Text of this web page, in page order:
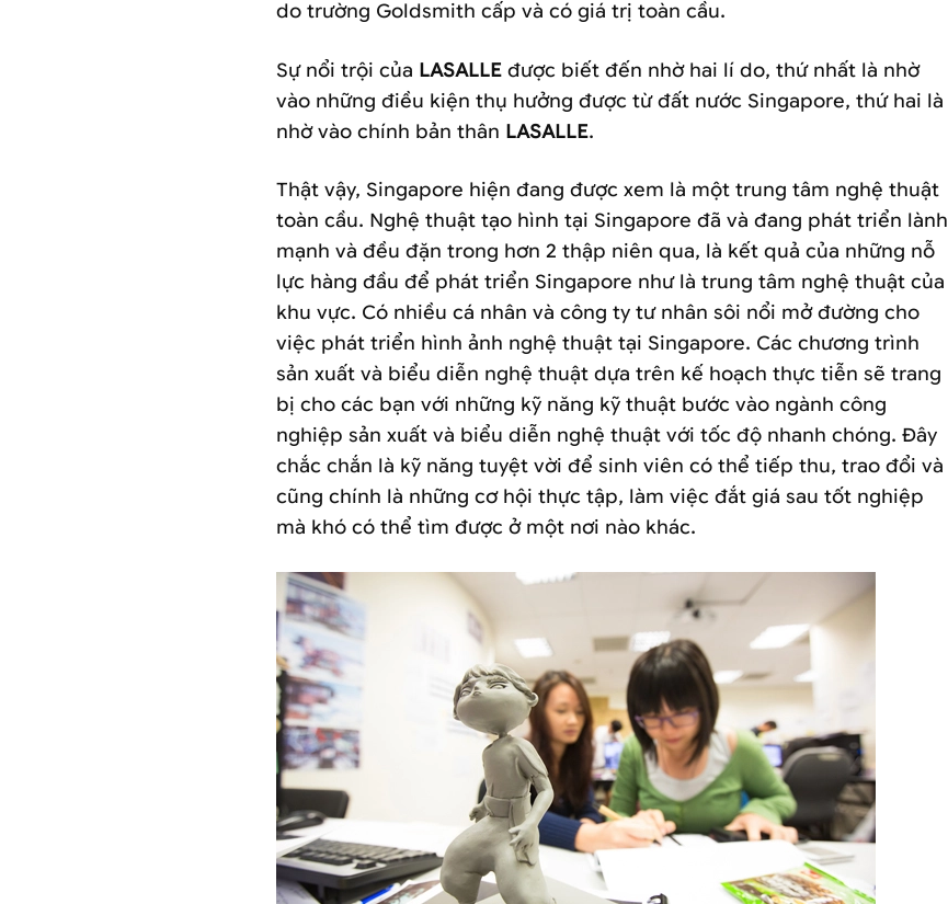
do trường Goldsmith cấp và có giá trị toàn cầu.
Sự nổi trội của LASALLE được biết đến nhờ hai lí do, thứ nhất là nhờ
vào những điều kiện thụ hưởng được từ đất nước Singapore, thứ hai là
nhờ vào chính bản thân LASALLE.
Thật vậy, Singapore hiện đang được xem là một trung tâm nghệ thuật
toàn cầu. Nghệ thuật tạo hình tại Singapore đã và đang phát triển lành
mạnh và đều đặn trong hơn 2 thập niên qua, là kết quả của những nỗ
lực hàng đầu để phát triển Singapore như là trung tâm nghệ thuật của
khu vực. Có nhiều cá nhân và công ty tư nhân sôi nổi mở đường cho
việc phát triển hình ảnh nghệ thuật tại Singapore. Các chương trình
sản xuất và biểu diễn nghệ thuật dựa trên kế hoạch thực tiễn sẽ trang
bị cho các bạn với những kỹ năng kỹ thuật bước vào ngành công
nghiệp sản xuất và biểu diễn nghệ thuật với tốc độ nhanh chóng. Đây
chắc chắn là kỹ năng tuyệt vời để sinh viên có thể tiếp thu, trao đổi và
cũng chính là những cơ hội thực tập, làm việc đắt giá sau tốt nghiệp
mà khó có thể tìm được ở một nơi nào khác.